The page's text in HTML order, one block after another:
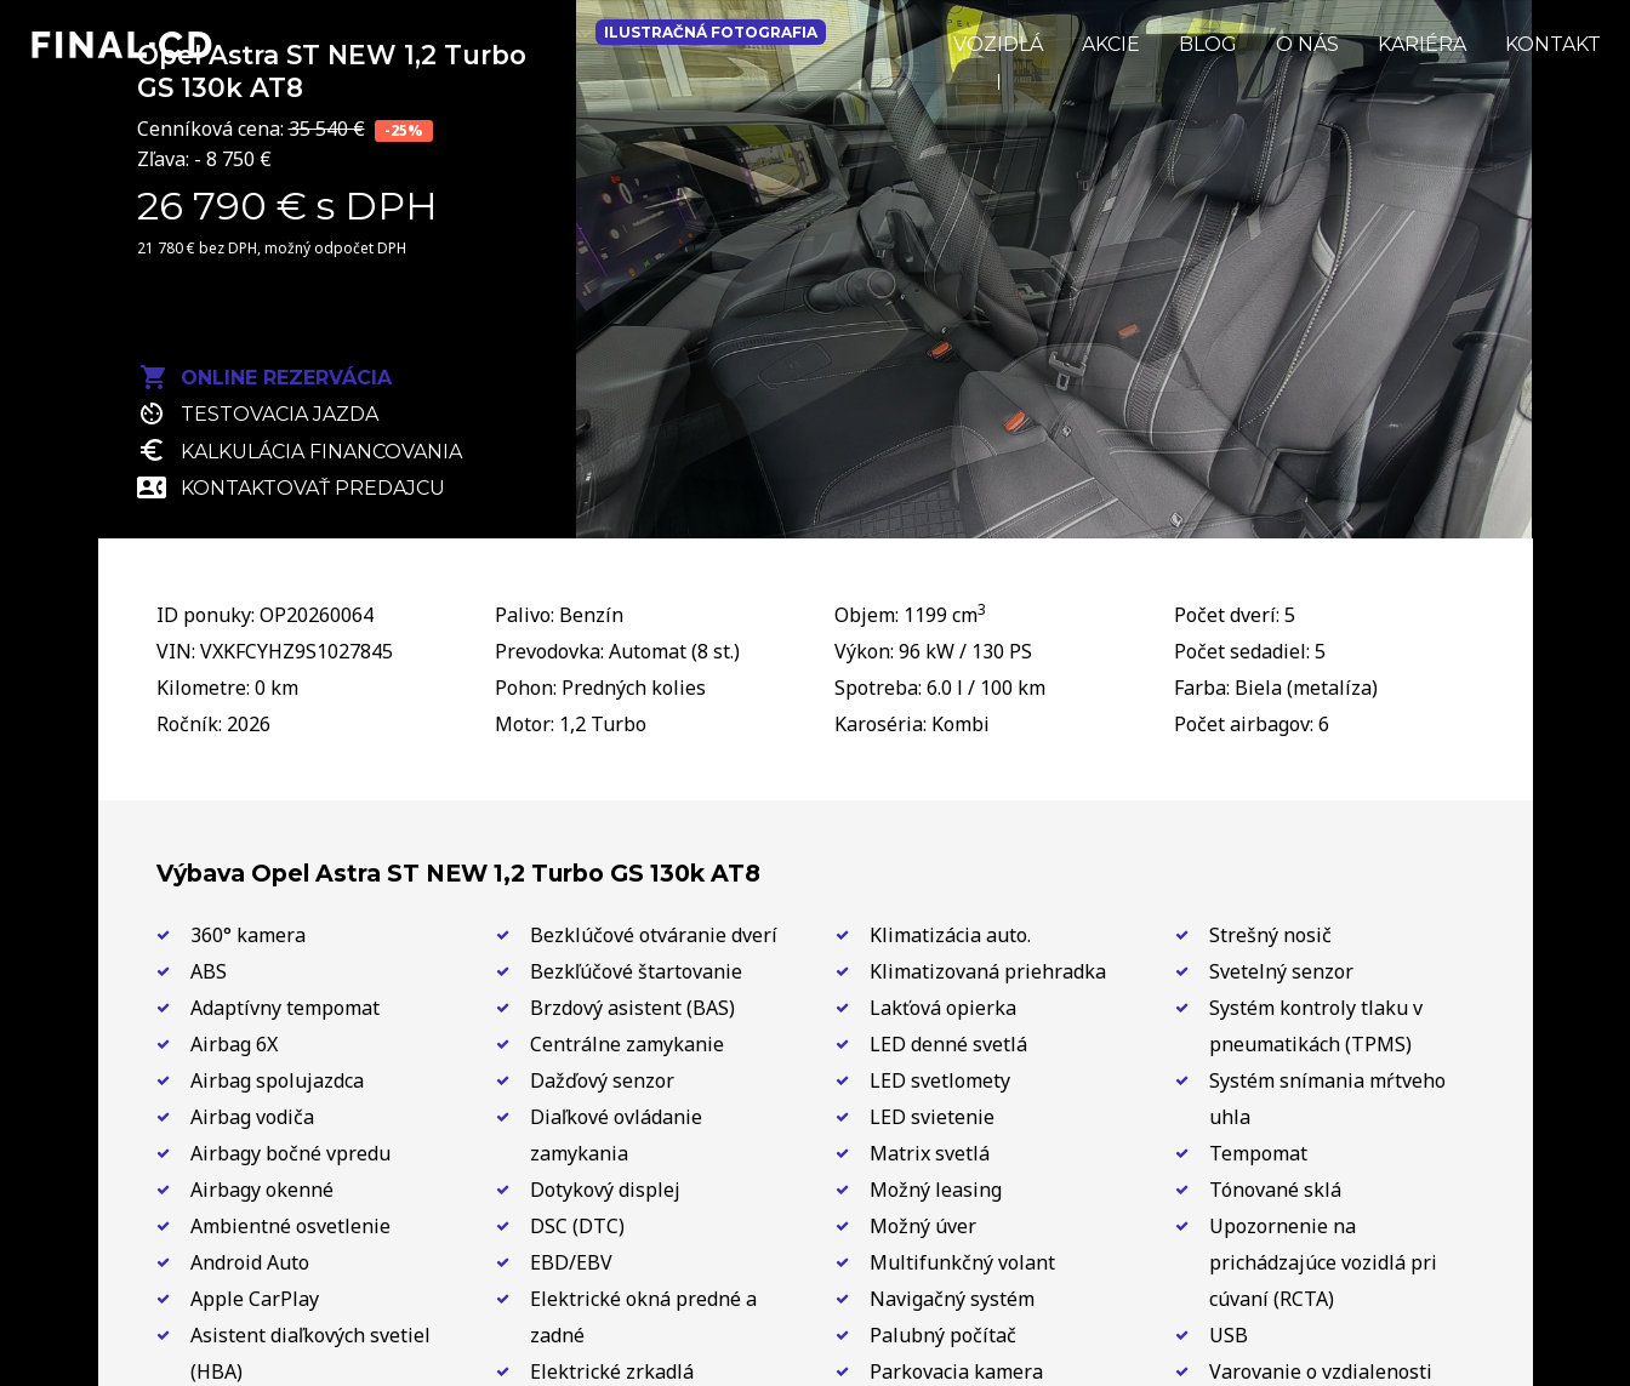
VOZIDLÁ AKCIE BLOG O NÁS KARIÉRA KONTAKT
Opel Astra ST NEW 1,2 Turbo
GS 130k AT8
Cenníková cena:35 540 € -25%
Zľava: - 8 750 €
26 790 € s DPH
21 780 € bez DPH, možný odpočet DPH
ONLINE REZERVÁCIA
TESTOVACIA JAZDA
KALKULÁCIA FINANCOVANIA
KONTAKTOVAŤ PREDAJCU
ILUSTRAČNÁ FOTOGRAFIA
ID ponuky: OP20260064
VIN: VXKFCYHZ9S1027845
Kilometre: 0 km
Ročník: 2026
Palivo: Benzín
Prevodovka: Automat (8 st.)
Pohon: Predných kolies
Motor: 1,2 Turbo
Objem: 1199 cm3
Výkon: 96 kW / 130 PS
Spotreba: 6.0 l / 100 km
Karoséria: Kombi
Počet dverí: 5
Počet sedadiel: 5
Farba: Biela (metalíza)
Počet airbagov: 6
Výbava Opel Astra ST NEW 1,2 Turbo GS 130k AT8
360° kamera
ABS
Adaptívny tempomat
Airbag 6X
Airbag spolujazdca
Airbag vodiča
Airbagy bočné vpredu
Airbagy okenné
Ambientné osvetlenie
Android Auto
Apple CarPlay
Asistent diaľkových svetiel
(HBA)
Bezklúčové otváranie dverí
Bezkľúčové štartovanie
Brzdový asistent (BAS)
Centrálne zamykanie
Dažďový senzor
Diaľkové ovládanie
zamykania
Dotykový displej
DSC (DTC)
EBD/EBV
Elektrické okná predné a
zadné
Elektrické zrkadlá
Klimatizácia auto.
Klimatizovaná priehradka
Lakťová opierka
LED denné svetlá
LED svetlomety
LED svietenie
Matrix svetlá
Možný leasing
Možný úver
Multifunkčný volant
Navigačný systém
Palubný počítač
Parkovacia kamera
Strešný nosič
Svetelný senzor
Systém kontroly tlaku v
pneumatikách (TPMS)
Systém snímania mŕtveho
uhla
Tempomat
Tónované sklá
Upozornenie na
prichádzajúce vozidlá pri
cúvaní (RCTA)
USB
Varovanie o vzdialenosti